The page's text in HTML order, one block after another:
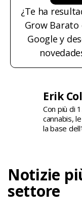
¿Te ha
Grow
Google y
Erik
Con più di
cannabis,
la base
Notizie
settore